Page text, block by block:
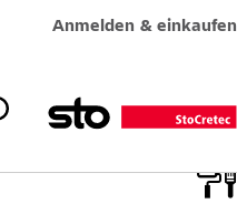
Anmelden & einkaufen